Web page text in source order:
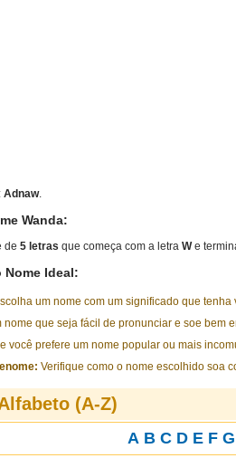
Adnaw.
Wanda:
de 5 letras que começa com a letra We
Nome Ideal:
um nome com um significado que
nome que seja fácil de pronunciar e soe bem
você prefere um nome popular ou mais
Verifique como o nome escolhido soa
(A-Z)
A B C D E F G